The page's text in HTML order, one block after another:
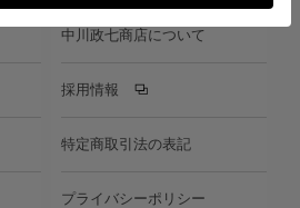
中川政七商店について
採用情報
特定商取引法の表記
プライバシーポリシー